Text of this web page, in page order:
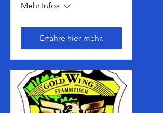
Mehr Infos
Erfahre hier mehr.